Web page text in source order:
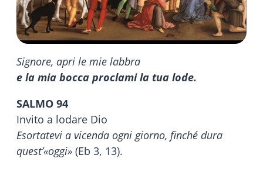
Signore, apri le mie labbra
e la mia bocca proclami la tua lode.
SALMO 94
Invito a lodare Dio
Esortatevi a vicenda ogni giorno, finché dura
quest’«oggi» (Eb 3, 13).